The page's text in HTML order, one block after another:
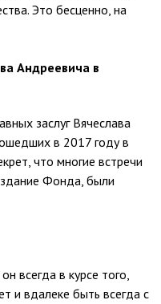
Это бесценно, на
Андреевича в
заслуг Вячеслава
в 2017 году в
что многие встречи
Фонда, были
всегда в курсе того,
и вдалеке быть всегда с